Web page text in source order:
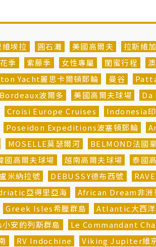
埃拉 圓石灘 美國高爾夫 拉斯維
季 紫藤季 女性專屬 閨蜜行程
Yacht麗思卡爾頓郵輪 曼谷
Bordeaux波爾多 美國高爾夫球場
Da
Croisi Europe Cruises Indonesia
Poseidon Expeditions波塞頓郵輪
MOSELLE莫瑟爾河 BELMOND法國
國高爾夫球場 越南高爾夫球場 泰國
米納拉號 DEBUSSY德布西號
亞得里亞海 African Dream非洲
Greek Isles希臘群島
Atlantic大西洋
安的列斯群島
Le Commandant
RV Indochine Viking Jupiter維